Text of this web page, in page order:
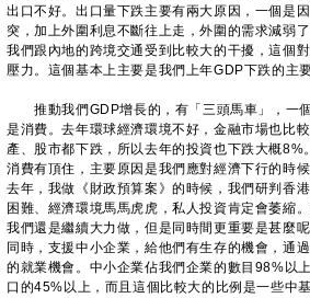
出口不好。出口量下跌主要有兩大原因，一個是
突，加上外圍利息不斷往上走，外圍的需求減弱
我們跟內地的跨境交通受到比較大的干擾，這個
壓力。這個基本上主要是我們上年GDP下跌的主要
推動我們GDP增長的，有「三頭馬車」，一
是消費。去年環球經濟環境不好，金融市場也比
產、股市都下跌，所以去年的投資也下跌大概8%
消費有頂住，主要原因是我們應對經濟下行的時
去年，我做《財政預算案》的時候，我們研判香
困難、經濟環境馬馬虎虎，私人投資肯定會萎縮
我們還是繼續大力做，但是同時間更重要是甚麼
同時，支援中小企業，給他們有生存的機會，通
的就業機會。中小企業佔我們企業的數目98%以
口的45%以上，而且這個比較大的比例是一些中